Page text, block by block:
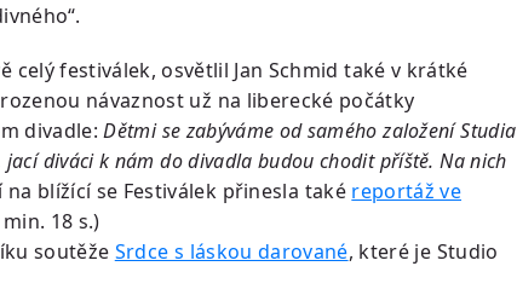
celý festiválek, osvětlil Jan Schmid také v krátké
návaznost už na liberecké počátky
divadle:Dětmi se zabýváme od samého založení Studia
diváci k nám do divadla budou chodit příště. Na nich
blížící se Festiválek přinesla také reportáž ve
18 s.)
soutěže Srdce s láskou darované, které je Studio